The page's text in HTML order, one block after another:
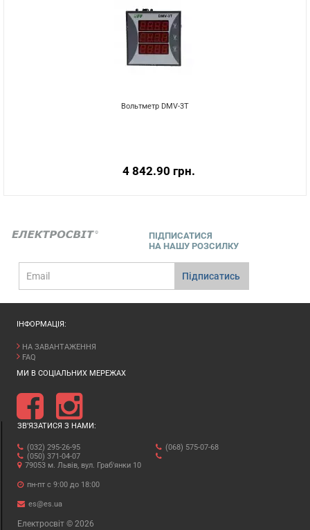
Вольтметр DMV-3T
4 842.90 грн.
ПІДПИСАТИСЯ
НА НАШУ РОЗСИЛКУ
mail
Підписатись
ІНФОРМАЦІЯ:
НА ЗАВАНТАЖЕННЯ
FAQ
МИ В СОЦІАЛЬНИХ МЕРЕЖАХ
ЗВ’ЯЗАТИСЯ З НАМИ:
(032) 295-26-95
(050) 371-04-07
(068) 575-07-68
79053 м. Львів, вул. Граб'янки 10
пн-пт с 9:00 до 18:00
es@es.ua
Електросвіт © 2026